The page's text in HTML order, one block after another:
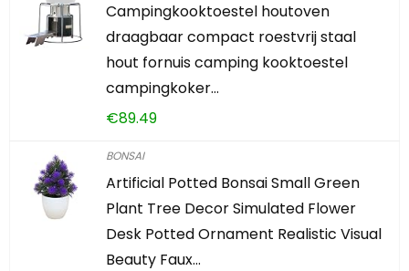
Campingkooktoestel houtoven
draagbaar compact roestvrij staal
hout fornuis camping kooktoestel
campingkoker…
€89.49
BONSAI
Artificial Potted Bonsai Small Green
Plant Tree Decor Simulated Flower
Desk Potted Ornament Realistic Visual
Beauty Faux…